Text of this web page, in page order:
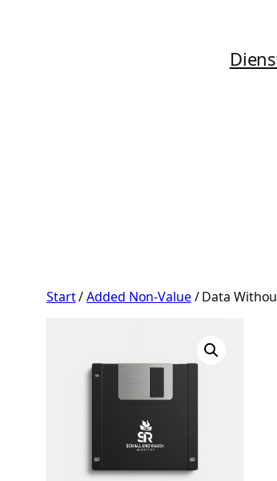
Start/Added Non-Value/ Data